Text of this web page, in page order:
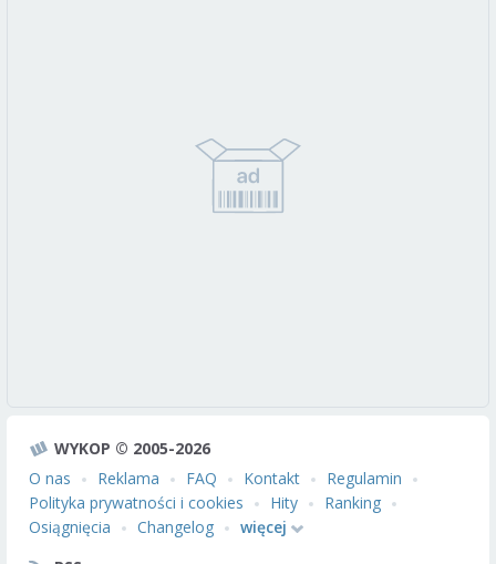
WYKOP © 2005-2026
O nas
Reklama FAQ Kontakt
Regulamin
Polityka prywatności i cookies
Hity
Ranking
Osiągnięcia
Changelog
więcej